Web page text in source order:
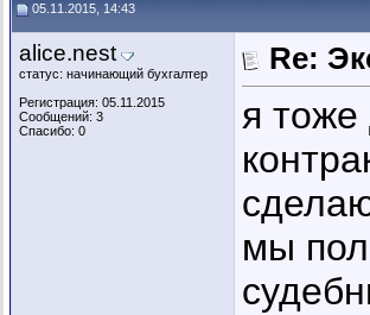
05.11.2015, 14:43
alice.nest
статус: начинающий бухгалтер
Регистрация: 05.11.2015
Сообщений: 3
Спасибо: 0
Re:
я тоже
мы